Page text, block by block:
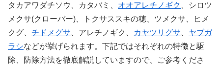
タカアワダチソウ、カタバミ、 オオアレチノギク
、シロツ
メクサ(クローバー)、トクサススキの穂、ツメクサ、ヒメ
クグ、 チドメグサ 、アレチノギク、 カヤツリグサ
ヤブガ
ラシなどが挙げられます。下記ではそれぞれの特徴と駆
除、防除方法を徹底解説していますので、ご参考くださ